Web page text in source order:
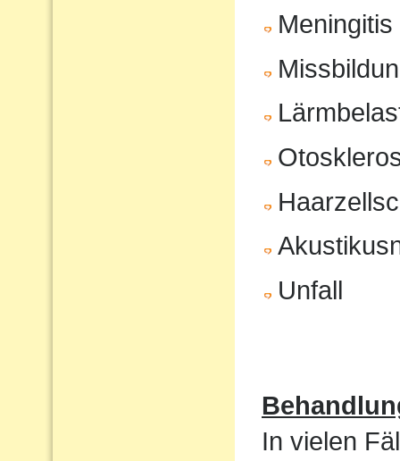
Meningitis
Unfall
In vielen